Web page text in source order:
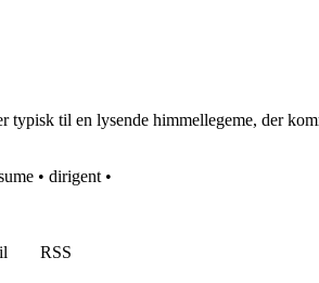
til en lysende himmellegeme, der
• dirigent •
RSS